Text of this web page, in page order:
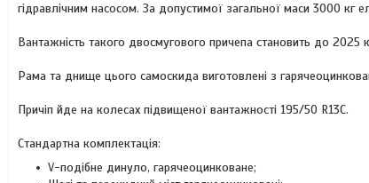
гідравлічним насосом. За допустимої загальної маси 3000 кг
Вантажність такого двосмугового причепа становить до
Рама та днище цього самоскида виготовлені з
Причіп йде на колесах підвищеної вантажності 195/50 R13C.
Стандартна комплектація:
V-подібне динуло, гарячеоцинковане;